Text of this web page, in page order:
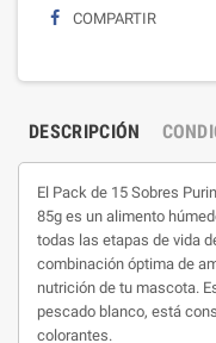
COMPARTIR
DESCRIPCIÓN
El Pack de 15 Sobres
85g es un alimento
todas las etapas de vida
combinación óptima de
nutrición de tu mascota.
pescado blanco, está
colorantes.